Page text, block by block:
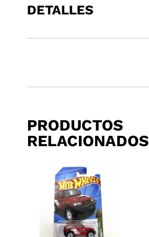
SILVERADO
RST
DETALLES
PRODUCTOS
RELACIONADOS